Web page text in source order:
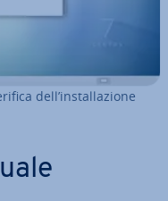
dell’in­stal­la­zio­ne